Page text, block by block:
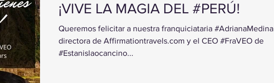
¡VIVE LA MAGIA DEL #PERÚ!
Queremos felicitar a nuestra franquiciataria #AdrianaMedina
directora de Affirmationtravels.com y el CEO #FraVEO de
#Estanislaocancino...